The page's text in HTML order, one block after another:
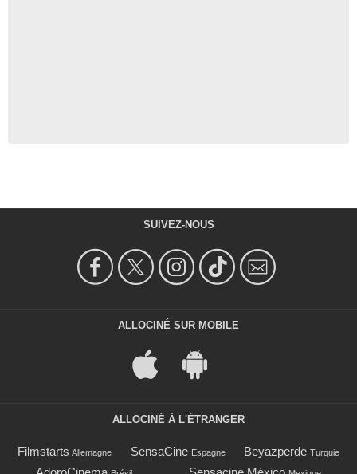
SUIVEZ-NOUS
ALLOCINÉ SUR MOBILE
ALLOCINÉ À L'ÉTRANGER
Filmstarts Allemagne SensaCine Espagne Beyazperde Turquie